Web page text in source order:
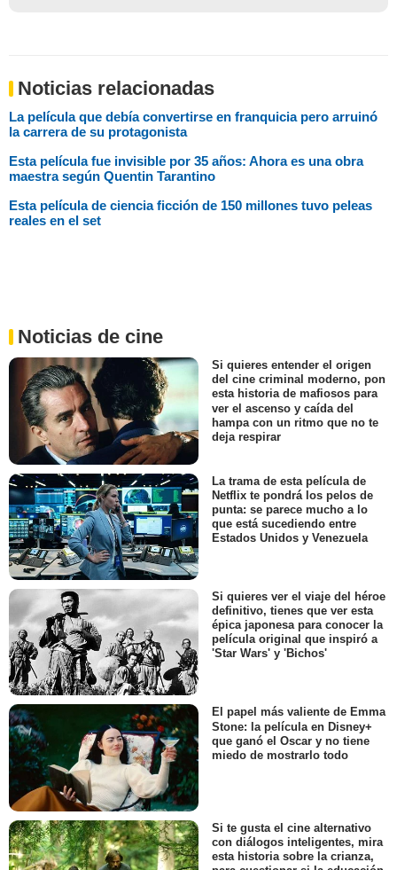
Noticias relacionadas
La película que debía convertirse en franquicia pero arruinó
la carrera de su protagonista
Esta película fue invisible por 35 años: Ahora es una obra
maestra según Quentin Tarantino
Esta película de ciencia ficción de 150 millones tuvo peleas
reales en el set
Noticias de cine
Si quieres entender el origen
del cine criminal moderno, pon
esta historia de mafiosos para
ver el ascenso y caída del
hampa con un ritmo que no te
deja respirar
La trama de esta película de
Netflix te pondrá los pelos de
punta: se parece mucho a lo
que está sucediendo entre
Estados Unidos y Venezuela
Si quieres ver el viaje del héroe
definitivo, tienes que ver esta
épica japonesa para conocer la
película original que inspiró a
'Star Wars' y 'Bichos'
El papel más valiente de Emma
Stone: la película en Disney+
que ganó el Oscar y no tiene
miedo de mostrarlo todo
Si te gusta el cine alternativo
con diálogos inteligentes, mira
esta historia sobre la crianza,